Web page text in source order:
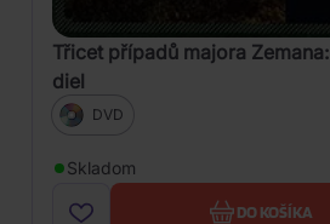
Třicet případů majora
diel
DVD
Skladom
DO KOŠÍKA